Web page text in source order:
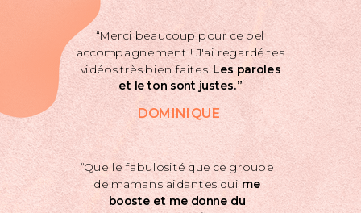
“Merci beaucoup pour ce bel
accompagnement ! J'ai regardé tes
vidéos très bien faites. Les paroles
et le ton sont justes.”
DOMINIQUE
“Quelle fabulosité que ce groupe
de mamans aidantes qui me
booste et me donne du